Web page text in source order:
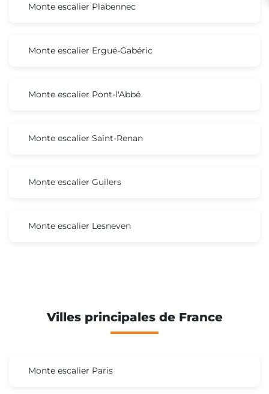
Monte escalier Plabennec
Monte escalier Ergué-Gabéric
Monte escalier Pont-l'Abbé
Monte escalier Saint-Renan
Monte escalier Guilers
Monte escalier Lesneven
Villes principales de France
Monte escalier Paris